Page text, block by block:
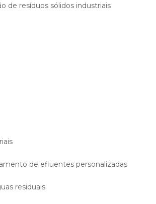
de resíduos sólidos industriais
de efluentes personalizadas
residuais